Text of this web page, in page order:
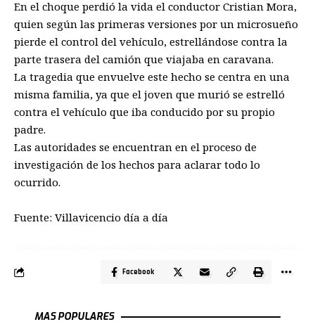
En el choque perdió la vida el conductor Cristian Mora,
quien según las primeras versiones por un microsueño
pierde el control del vehículo, estrellándose contra la
parte trasera del camión que viajaba en caravana.
La tragedia que envuelve este hecho se centra en una
misma familia, ya que el joven que murió se estrelló
contra el vehículo que iba conducido por su propio
padre.
Las autoridades se encuentran en el proceso de
investigación de los hechos para aclarar todo lo
ocurrido.
Fuente: Villavicencio día a día
Facebook
MAS POPULARES